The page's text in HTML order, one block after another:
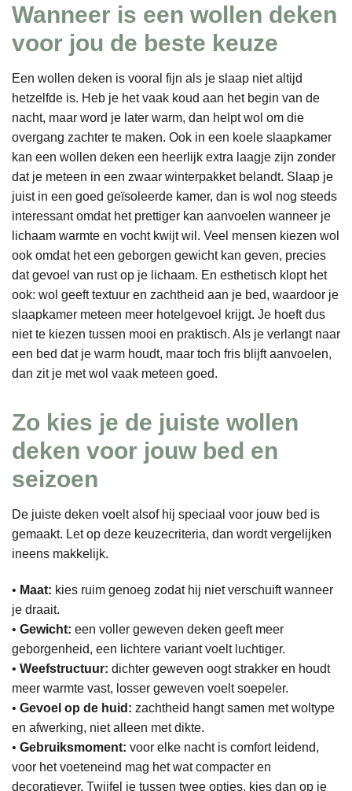
Wanneer is een wollen deken
voor jou de beste keuze
Een wollen deken is vooral fijn als je slaap niet altijd
hetzelfde is. Heb je het vaak koud aan het begin van de
nacht, maar word je later warm, dan helpt wol om die
overgang zachter te maken. Ook in een koele slaapkamer
kan een wollen deken een heerlijk extra laagje zijn zonder
dat je meteen in een zwaar winterpakket belandt. Slaap je
juist in een goed geïsoleerde kamer, dan is wol nog steeds
interessant omdat het prettiger kan aanvoelen wanneer je
lichaam warmte en vocht kwijt wil. Veel mensen kiezen wol
ook omdat het een geborgen gewicht kan geven, precies
dat gevoel van rust op je lichaam. En esthetisch klopt het
ook: wol geeft textuur en zachtheid aan je bed, waardoor je
slaapkamer meteen meer hotelgevoel krijgt. Je hoeft dus
niet te kiezen tussen mooi en praktisch. Als je verlangt naar
een bed dat je warm houdt, maar toch fris blijft aanvoelen,
dan zit je met wol vaak meteen goed.
Zo kies je de juiste wollen
deken voor jouw bed en
seizoen
De juiste deken voelt alsof hij speciaal voor jouw bed is
gemaakt. Let op deze keuzecriteria, dan wordt vergelijken
ineens makkelijk.
• Maat: kies ruim genoeg zodat hij niet verschuift wanneer
je draait.
• Gewicht: een voller geweven deken geeft meer
geborgenheid, een lichtere variant voelt luchtiger.
• Weefstructuur: dichter geweven oogt strakker en houdt
meer warmte vast, losser geweven voelt soepeler.
• Gevoel op de huid: zachtheid hangt samen met woltype
en afwerking, niet alleen met dikte.
• Gebruiksmoment: voor elke nacht is comfort leidend,
voor het voeteneind mag het wat compacter en
decoratiever. Twijfel je tussen twee opties, kies dan op je